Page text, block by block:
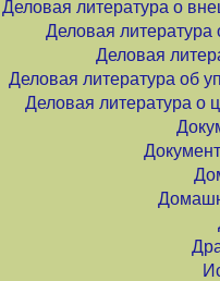
Деловая литература о
Деловая литература
Деловая
Деловая литература об
Деловая литература о